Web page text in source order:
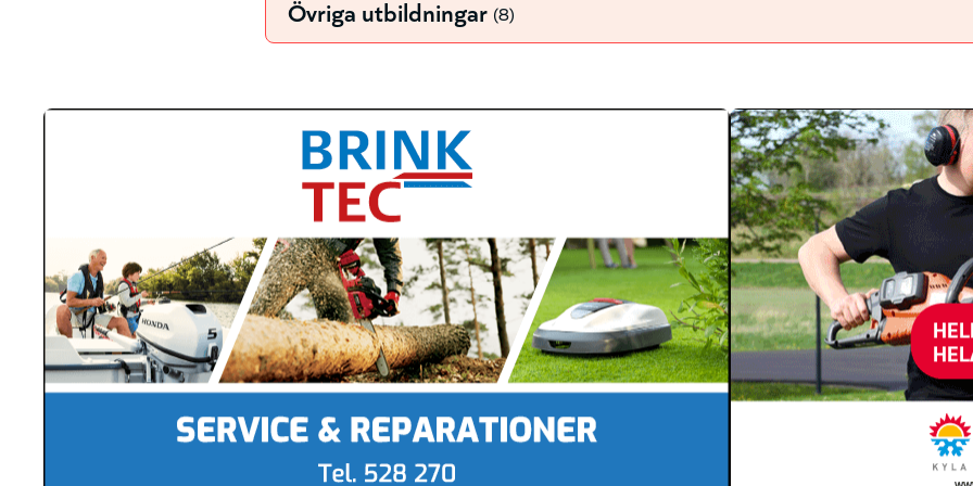
Övriga utbildningar (8)